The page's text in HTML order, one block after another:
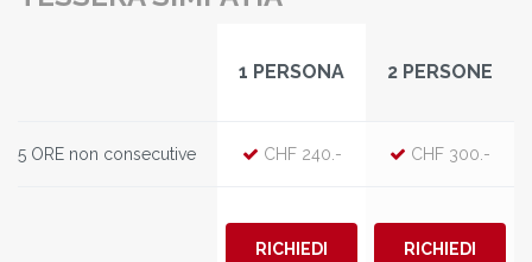
1 PERSONA 2 PERSONE
5 ORE non consecutive CHF 240.- CHF 300.-
RICHIEDI RICHIEDI